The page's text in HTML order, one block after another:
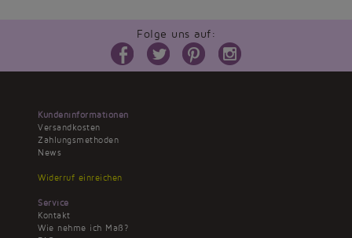
Folge uns auf:
Kundeninformationen
Versandkosten
Zahlungsmethoden
News
Widerruf einreichen
Service
Kontakt
Wie nehme ich Maß?